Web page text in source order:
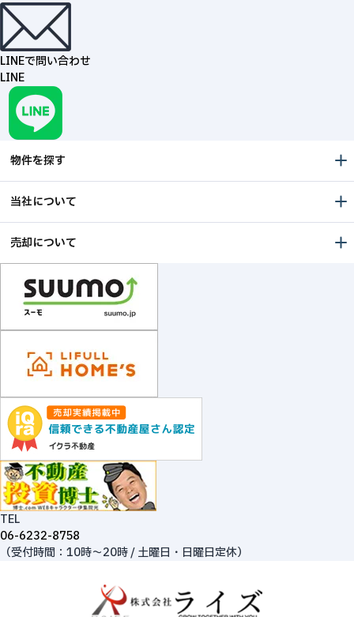
LINEで問い合わせ
LINE
物件を探す
当社について
売却について
TEL
06-6232-8758
（受付時間：10時～20時 / 土曜日・日曜日定休）